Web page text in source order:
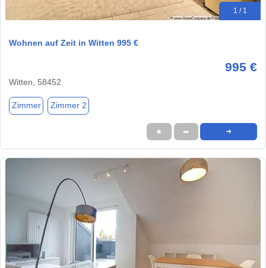
1 / 1
Wohnen auf Zeit in Witten 995 €
995 €
Witten, 58452
Zimmer Zimmer 2
★ ➦ ➜